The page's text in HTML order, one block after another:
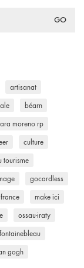
artisanat
béarn
moreno rp
culture
tourisme
gocardless
make ici
ossau-iraty
gogh